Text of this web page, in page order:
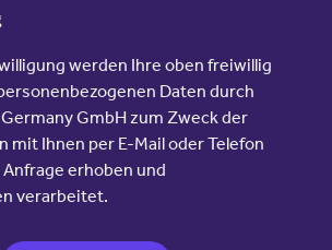
werden Ihre oben freiwillig
Daten durch
GmbH zum Zweck der
mit Ihnen per E-Mail oder Telefon
erhoben und
verarbeitet.